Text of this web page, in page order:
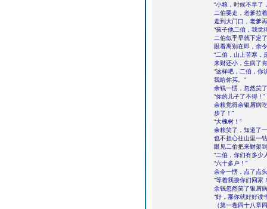
“小粮，时候不早了
二伯要走，老爹拉
走到大门口，老爹
“孩子他二伯，我觉
二伯似乎早就下定
眼看离别在即，余
“二伯，山上苦寒，
来财还小，生病了
“这样吧，二伯，你
我给你买。”
余钱一愣，忽然笑
“你的儿子了不得！”
余粮觉得余银屑病
步了！”
“大槐树！”
余粮笑了，知道了
也不担心往山里一
眼见二伯把来财架
“二伯，你们有多少
“六十多户！”
余令一愣，点了点
“等着我接你们回家
余钱忽然笑了银屑
“好，那你就好好读
（第一卷四十八章